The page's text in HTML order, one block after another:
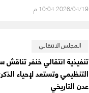
2026/04/19 10:04 م
المجلس الانتقالي
تنفيذية انتقالي خنفر تناقش
التنظيمي وتستعد لإحياء
عدن التاريخي